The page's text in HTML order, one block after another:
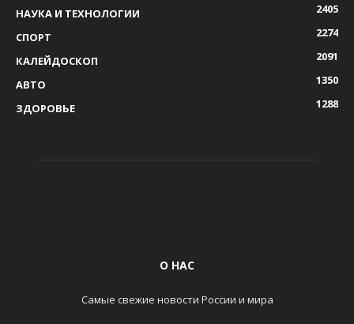
НАУКА И ТЕХНОЛОГИИ
2405
СПОРТ
2274
КАЛЕЙДОСКОП
2091
АВТО
1350
ЗДОРОВЬЕ
1288
О НАС
Самые свежие новости России и мира